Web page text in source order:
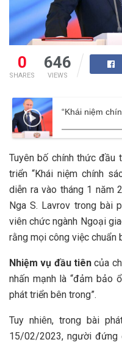
0
SHARES
646
VIEWS
Tuyên bố chính thức đầu
triển “Khái niệm chính
diễn ra vào tháng 1 năm
Nga S. Lavrov trong bài
viên chức ngành Ngoại
rằng mọi công việc chuẩn
Nhiệm vụ đầu tiên của
nhấn mạnh là “đảm bảo
phát triển bên trong”.
Tuy nhiên, trong bài
15/02/2023, người đứng